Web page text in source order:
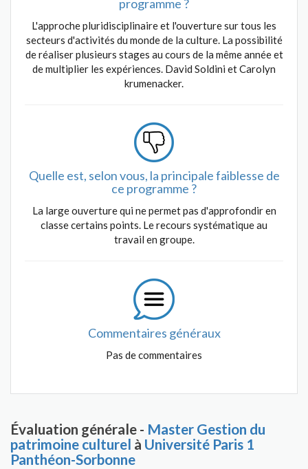
programme ?
L'approche pluridisciplinaire et l'ouverture sur tous les
secteurs d'activités du monde de la culture. La possibilité
de réaliser plusieurs stages au cours de la même année et
de multiplier les expériences. David Soldini et Carolyn
krumenacker.
Quelle est, selon vous, la principale faiblesse de
ce programme ?
La large ouverture qui ne permet pas d'approfondir en
classe certains points. Le recours systématique au
travail en groupe.
Commentaires généraux
Pas de commentaires
Évaluation générale - Master Gestion du
patrimoine culturel à Université Paris 1
Panthéon-Sorbonne